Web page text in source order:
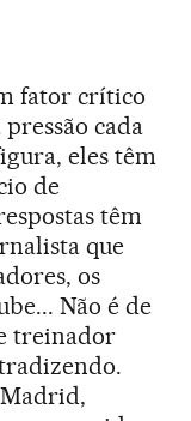
fator crítico
cada
eles têm
de
têm
que
os
Não é de
treinador